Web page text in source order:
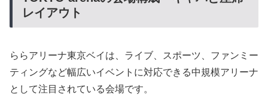
レイアウト
ららアリーナ東京ベイは、ライブ、スポーツ、ファンミー
ティングなど幅広いイベントに対応できる中規模アリーナ
として注目されている会場です。